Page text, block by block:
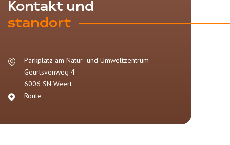
Kontakt und
standort
Parkplatz am Natur- und Umweltzentrum
Geurtsvenweg 4
6006 SN Weert
Route